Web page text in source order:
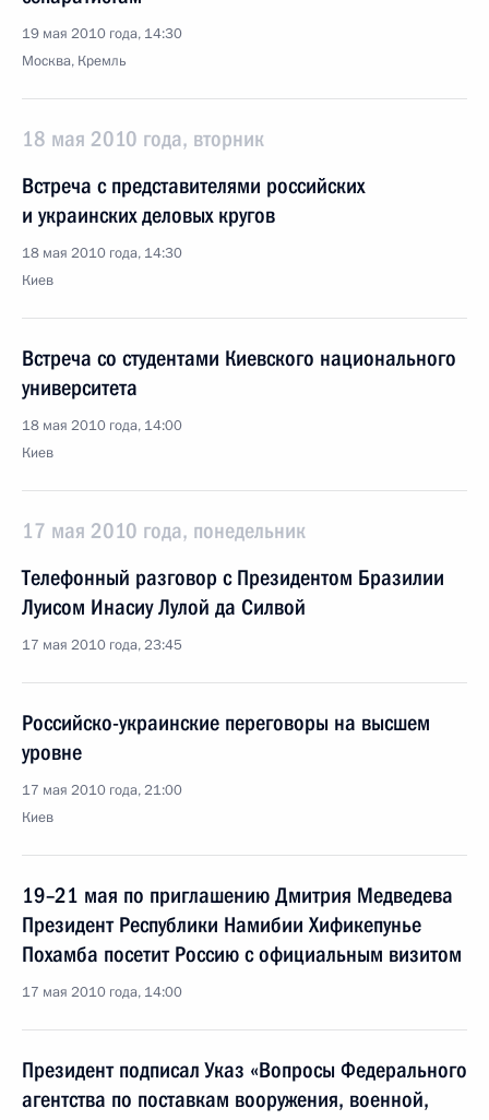
19 мая 2010 года, 14:30
Москва, Кремль
18 мая 2010 года, вторник
Встреча с представителями российских
и украинских деловых кругов
18 мая 2010 года, 14:30
Киев
Встреча со студентами Киевского национального
университета
18 мая 2010 года, 14:00
Киев
17 мая 2010 года, понедельник
Телефонный разговор с Президентом Бразилии
Луисом Инасиу Лулой да Силвой
17 мая 2010 года, 23:45
Российско-украинские переговоры на высшем
уровне
17 мая 2010 года, 21:00
Киев
19–21 мая по приглашению Дмитрия Медведева
Президент Республики Намибии Хификепунье
Похамба посетит Россию с официальным визитом
17 мая 2010 года, 14:00
Президент подписал Указ «Вопросы Федерального
агентства по поставкам вооружения, военной,